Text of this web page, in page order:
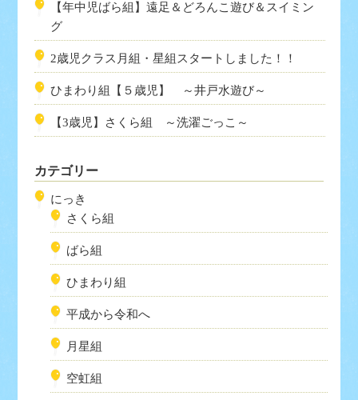
【年中児ばら組】遠足＆どろんこ遊び＆スイミン
グ
2歳児クラス月組・星組スタートしました！！
ひまわり組【５歳児】 ～井戸水遊び～
【3歳児】さくら組 ～洗濯ごっこ～
カテゴリー
にっき
さくら組
ばら組
ひまわり組
平成から令和へ
月星組
空虹組